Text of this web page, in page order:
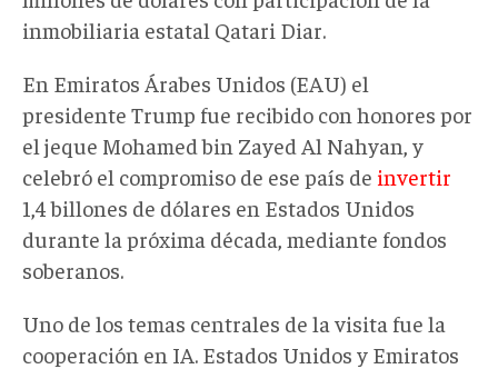
inmobiliaria estatal Qatari Diar.
En Emiratos Árabes Unidos (EAU) el
presidente Trump fue recibido con honores por
el jeque Mohamed bin Zayed Al Nahyan, y
celebró el compromiso de ese país de invertir
1,4 billones de dólares en Estados Unidos
durante la próxima década, mediante fondos
soberanos.
Uno de los temas centrales de la visita fue la
cooperación en IA. Estados Unidos y Emiratos